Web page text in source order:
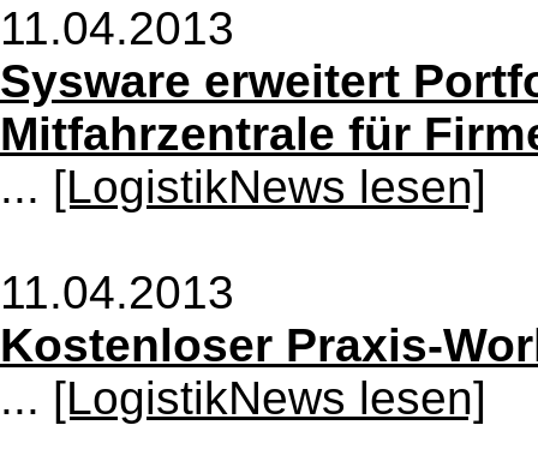
11.04.2013
Sysware erweitert
Mitfahrzentrale für
... [LogistikNews lesen]
11.04.2013
Kostenloser Praxis-
... [LogistikNews lesen]